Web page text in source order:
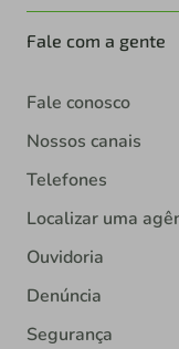
Fale com a gente
Fale conosco
Nossos canais
Telefones
Localizar uma
Ouvidoria
Denúncia
Segurança